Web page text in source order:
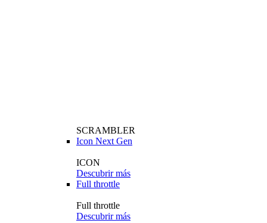
SCRAMBLER
Icon Next Gen
ICON
Descubrir más
Full throttle
Full throttle
Descubrir más